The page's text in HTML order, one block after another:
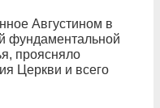
Августином в
фундаментальной
проясняло
Церкви и всего